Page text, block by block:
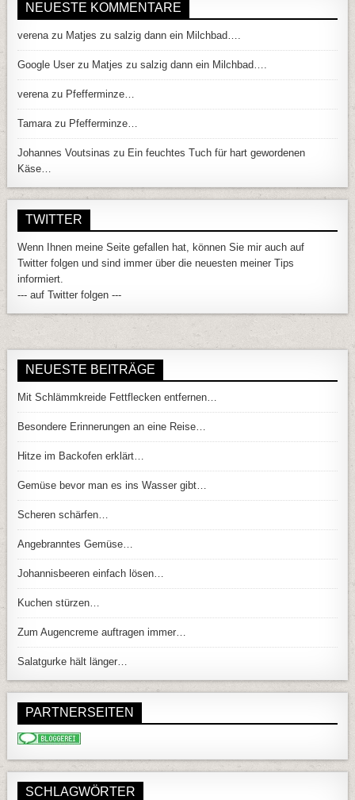
NEUESTE KOMMENTARE
verenazu Matjes zu salzig dann ein Milchbad….
Google User zu Matjes zu salzig dann ein Milchbad….
verenazu Pfefferminze…
Tamarazu Pfefferminze…
Johannes Voutsinas zu Ein feuchtes Tuch für hart gewordenen
Käse…
TWITTER
Wenn Ihnen meine Seite gefallen hat, können Sie mir auch auf
Twitter folgen und sind immer über die neuesten meiner Tips
informiert.
--- auf Twitter folgen ---
NEUESTE BEITRÄGE
Mit Schlämmkreide Fettflecken entfernen…
Besondere Erinnerungen an eine Reise…
Hitze im Backofen erklärt…
Gemüse bevor man es ins Wasser gibt…
Scheren schärfen…
Angebranntes Gemüse…
Johannisbeeren einfach lösen…
Kuchen stürzen…
Zum Augencreme auftragen immer…
Salatgurke hält länger…
PARTNERSEITEN
SCHLAGWÖRTER